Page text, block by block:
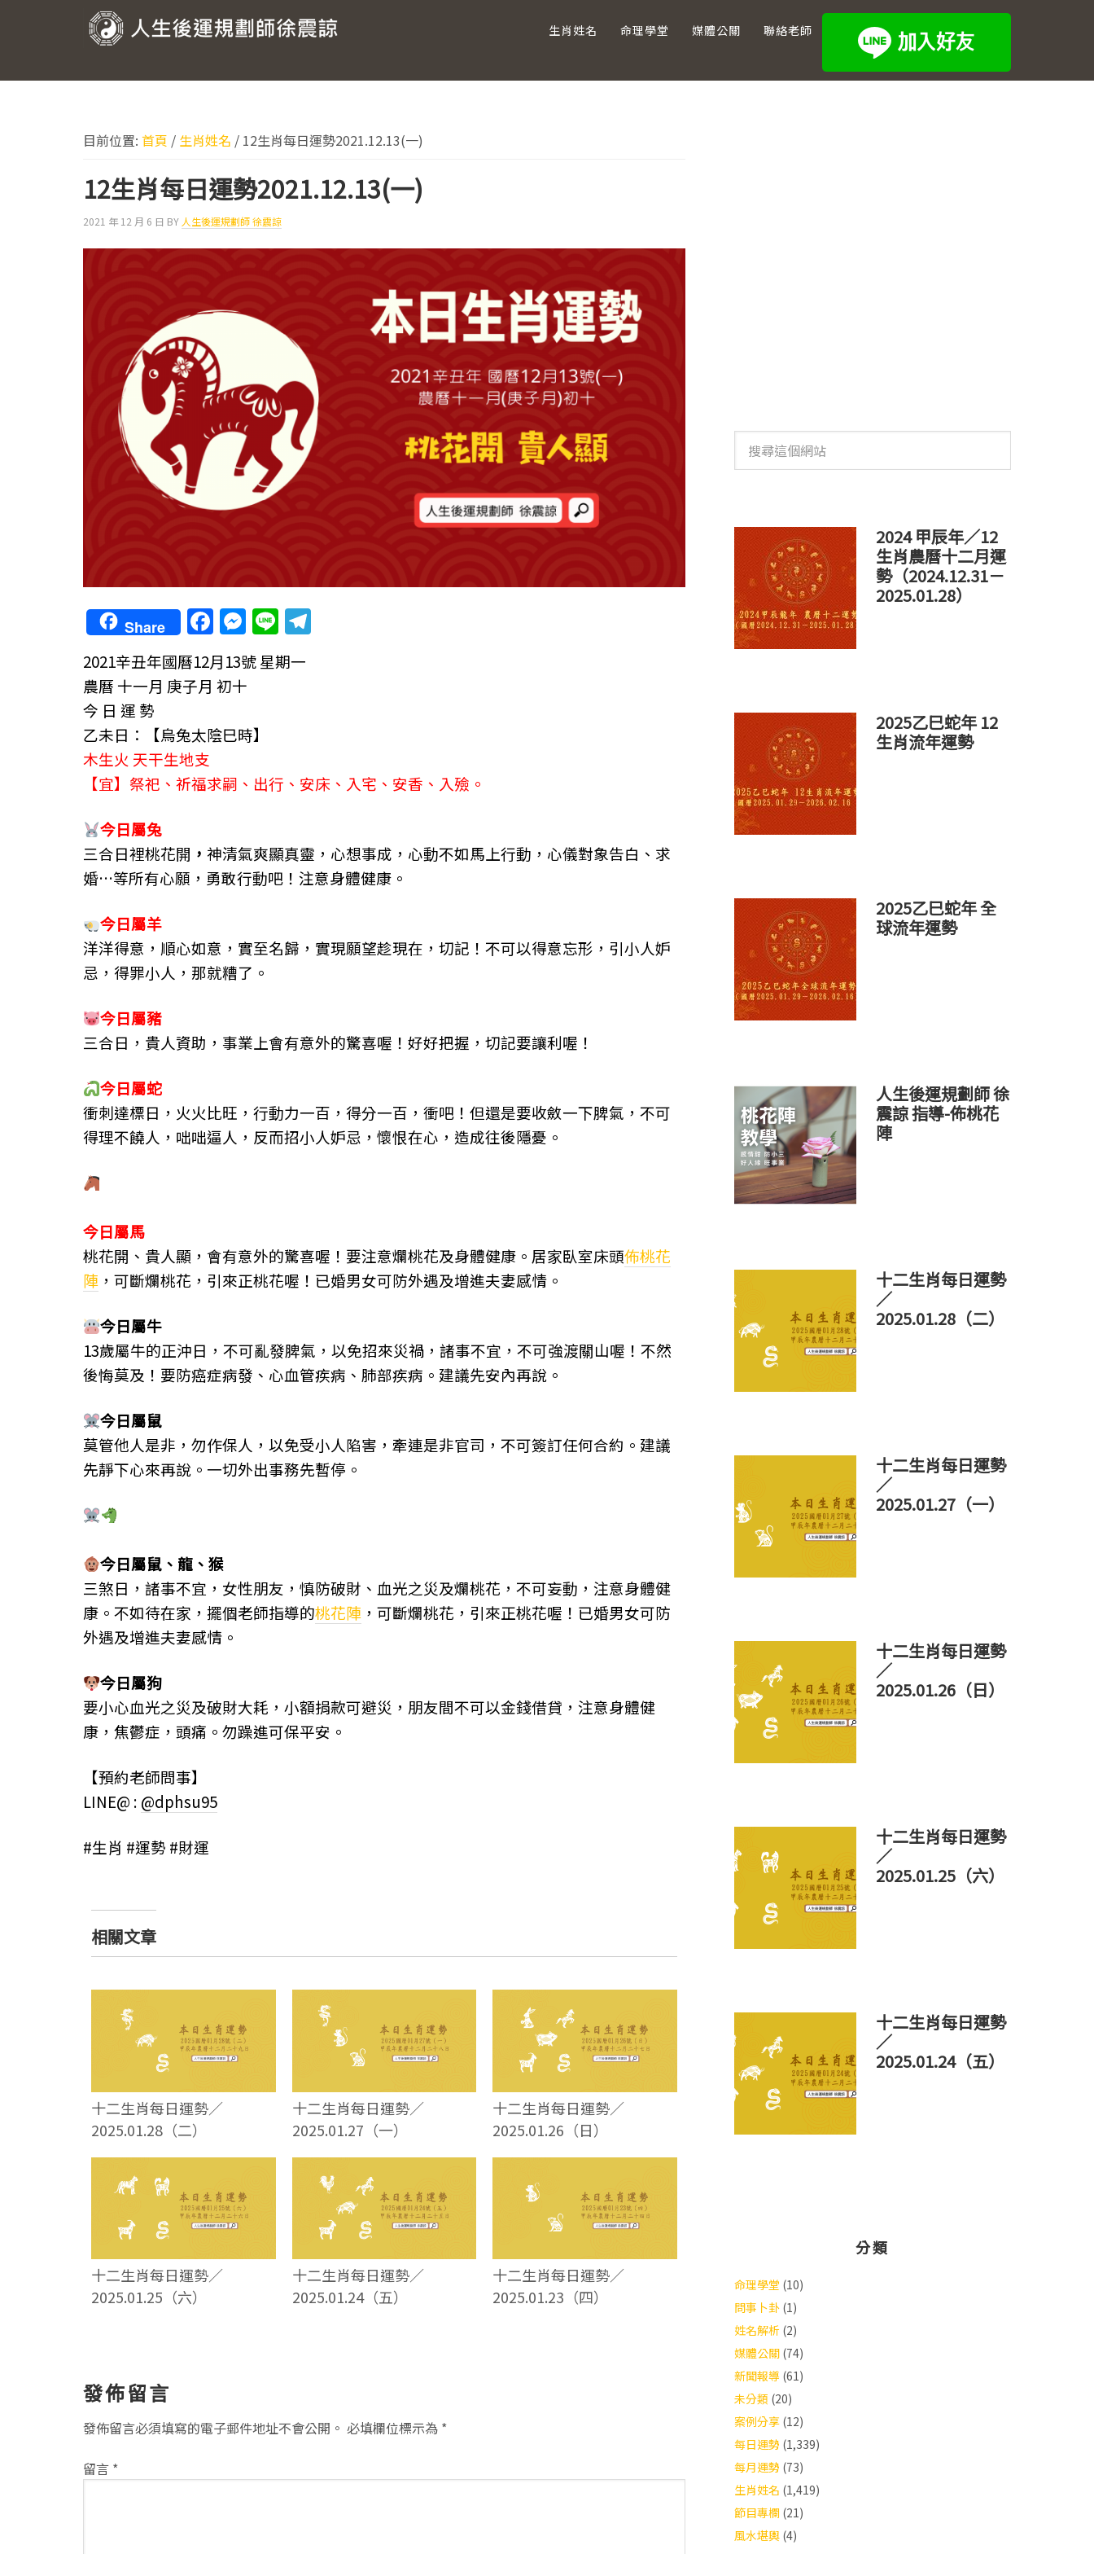
生
運
劃
師
徐
生肖姓名 命理學堂 媒體公關 聯絡老師
目前位置: 首頁 / 生肖姓名 / 12生肖每日運勢2021.12.13(一)
12生肖每日運勢2021.12.13(一)
2021 年 12 月 6 日 BY 人生後運規劃師 徐震諒
Share F
a
c
e
b
o
o
k
M
e
ss
e
n
g
er
Li
n
e
2021辛丑年國曆12月13號 星期一
農曆 十一月 庚子月 初十
今 日 運 勢
乙未日：【烏兔太陰巳時】
木生火 天干生地支
【宜】祭祀、祈福求嗣、出行、安床、入宅、安香、入殮。
今日屬兔
三合日裡桃花開 ， 神清氣爽顯真靈，心想事成，心動不如馬上行動，心儀對象告白、求
婚…等所有心願，勇敢行動吧！注意身體健康。
今日屬羊
洋洋得意，順心如意，實至名歸，實現願望趁現在，切記！不可以得意忘形，引小人妒
忌，得罪小人，那就糟了。
今日屬豬
三合日，貴人資助，事業上會有意外的驚喜喔！好好把握，切記要讓利喔！
今日屬蛇
衝刺達標日，火火比旺，行動力一百，得分一百，衝吧！但還是要收斂一下脾氣，不可
得理不饒人，咄咄逼人，反而招小人妒忌，懷恨在心，造成往後隱憂。
今日屬馬
桃花開、貴人顯，會有意外的驚喜喔！要注意爛桃花及身體健康。居家臥室床頭佈桃花
陣 ，可斷爛桃花，引來正桃花喔！已婚男女可防外遇及增進夫妻感情。
今日屬牛
13歲屬牛的正沖日，不可亂發脾氣，以免招來災禍，諸事不宜，不可強渡關山喔！不然
後悔莫及！要防癌症病發、心血管疾病、肺部疾病。建議先安內再說。
今日屬鼠
莫管他人是非，勿作保人，以免受小人陷害，牽連是非官司，不可簽訂任何合約。建議
先靜下心來再說。一切外出事務先暫停。
今日屬鼠、 龍、猴
三煞日，諸事不宜，女性朋友，慎防破財、血光之災及爛桃花，不可妄動，注意身體健
康。不如待在家，擺個老師指導的桃花陣 ，可斷爛桃花，引來正桃花喔！已婚男女可防
外遇及增進夫妻感情。
今日屬狗
要小心血光之災及破財大耗，小額捐款可避災，朋友間不可以金錢借貸，注意身體健
康，焦鬱症，頭痛。勿躁進可保平安。
【預約老師問事】
LINE@ : @dphsu95
#生肖 #運勢 #財運
相關文章
十二生肖每日運勢／
2025.01.28（二）
十二生肖每日運勢／
2025.01.27（一）
十二生肖每日運勢／
2025.01.26（日）
十二生肖每日運勢／
2025.01.25（六）
十二生肖每日運勢／
2025.01.24（五）
十二生肖每日運勢／
2025.01.23（四）
讀
者
互
動
發佈留言
發佈留言必須填寫的電子郵件地址不會公開。 必填欄位標示為 *
留言 *
這
站
2024 甲辰年／12
生肖農曆十二月運
勢（2024.12.31－
2025.01.28）
2025乙巳蛇年 12
生肖流年運勢
2025乙巳蛇年 全
球流年運勢
人生後運規劃師 徐
震諒 指導-佈桃花
陣
十二生肖每日運勢
／
2025.01.28（二）
十二生肖每日運勢
／
2025.01.27（一）
十二生肖每日運勢
／
2025.01.26（日）
十二生肖每日運勢
／
2025.01.25（六）
十二生肖每日運勢
／
2025.01.24（五）
分類
命理學堂 (10)
問事卜卦 (1)
姓名解析 (2)
媒體公關 (74)
新聞報導 (61)
未分類 (20)
案例分享 (12)
每日運勢 (1,339)
每月運勢 (73)
生肖姓名 (1,419)
節目專欄 (21)
風水堪輿 (4)